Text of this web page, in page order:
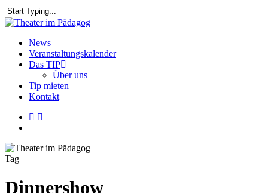
Skip
to
content
Close
search
Menu
News
Veranstaltungskalender
Das TIP
Über uns
Tip mieten
Kontakt
facebook
youtube
Tag
Dinnershow